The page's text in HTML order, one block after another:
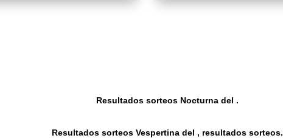
Resultados sorteos Nocturna del .
Resultados sorteos Vespertina del , resultados sorteos.